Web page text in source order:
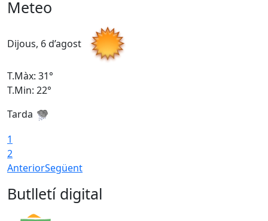
Meteo
Dijous, 6 d’agost
T.Màx: 31°
T.Min: 22°
Tarda
1
2
AnteriorSegüent
Butlletí digital